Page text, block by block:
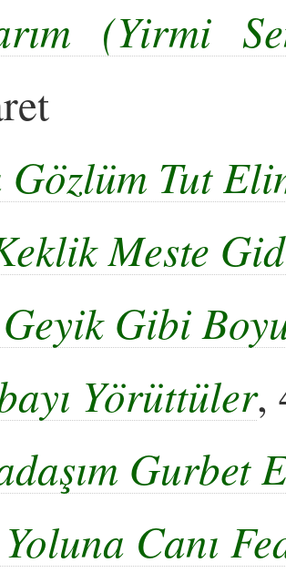
(Yirmi
Gözlüm Tut
Meste
Gibi
Yörüttüler,
Gurbet
Canı